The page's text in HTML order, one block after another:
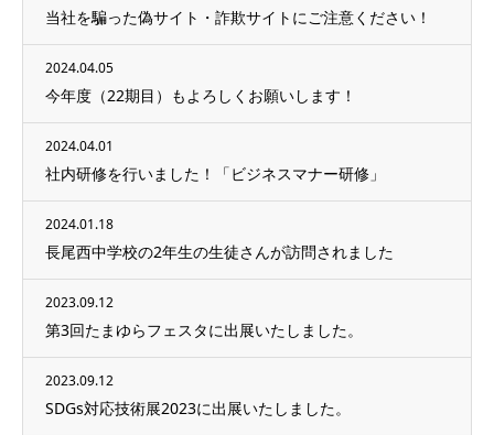
当社を騙った偽サイト・詐欺サイトにご注意ください！
2024.04.05
今年度（22期目）もよろしくお願いします！
2024.04.01
社内研修を行いました！「ビジネスマナー研修」
2024.01.18
長尾西中学校の2年生の生徒さんが訪問されました
2023.09.12
第3回たまゆらフェスタに出展いたしました。
2023.09.12
SDGs対応技術展2023に出展いたしました。